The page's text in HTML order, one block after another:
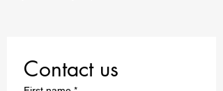
совершенство без границ.